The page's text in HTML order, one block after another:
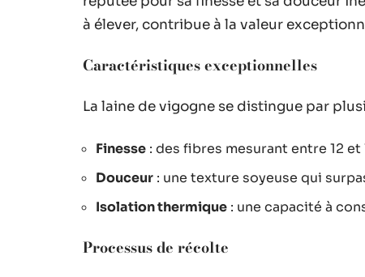
à élever, contribue à la valeur
Caractéristiques exceptionnelles
La laine de vigogne se distingue par
Finesse : des fibres mesurant entre 12
Douceur : une texture soyeuse qui
Isolation thermique : une capacité à
Processus de récolte